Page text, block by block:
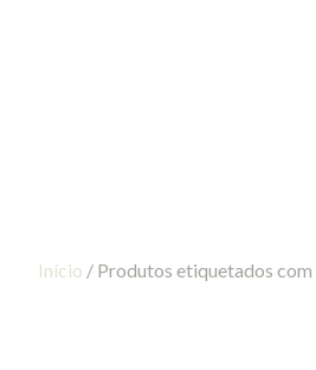
Início / Produtos etiquetados com